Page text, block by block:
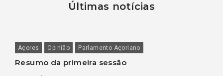
Últimas notícias
Açores Opinião Parlamento Açoriano
Resumo da primeira sessão